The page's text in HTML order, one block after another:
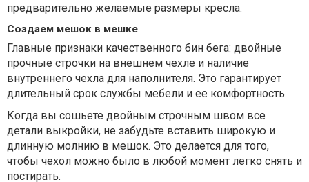
предварительно желаемые размеры кресла.
Создаем мешок в мешке
Главные признаки качественного бин бега: двойные
прочные строчки на внешнем чехле и наличие
внутреннего чехла для наполнителя. Это гарантирует
длительный срок службы мебели и ее комфортность.
Когда вы сошьете двойным строчным швом все
детали выкройки, не забудьте вставить широкую и
длинную молнию в мешок. Это делается для того,
чтобы чехол можно было в любой момент легко снять и
постирать.